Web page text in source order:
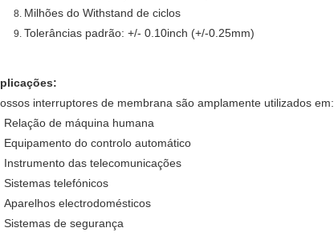
Milhões do Withstand de ciclos
Tolerâncias padrão: +/- 0.10inch (+/-0.25mm)
interruptores de membrana são amplamente utilizados em:
Relação de máquina humana
Equipamento do controlo automático
Instrumento das telecomunicações
Sistemas telefónicos
Aparelhos electrodomésticos
Sistemas de segurança